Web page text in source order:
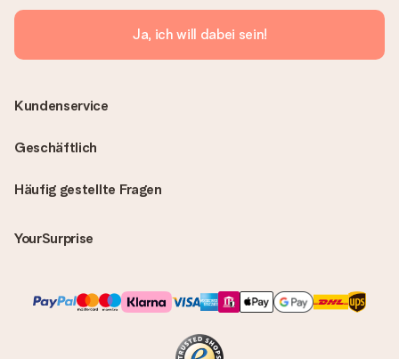
Ja, ich will dabei sein!
Häufig gestellte Fragen
YourSurprise
Kundenservice
Geschäftlich